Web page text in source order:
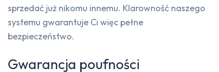
sprzedać już nikomu innemu. Klarowność naszego
systemu gwarantuje Ci więc pełne
bezpieczeństwo.
Gwarancja poufności